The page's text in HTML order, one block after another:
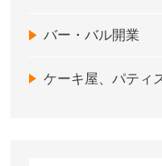
バー・バル開業
ケーキ屋、パティ